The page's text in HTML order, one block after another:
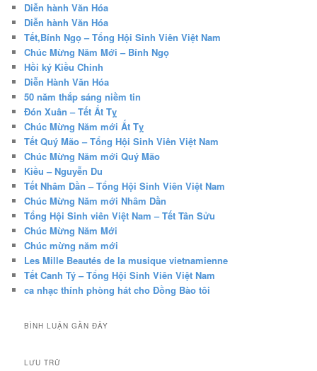
Diễn hành Văn Hóa
Diễn hành Văn Hóa
Tết,Bính Ngọ – Tổng Hội Sinh Viên Việt Nam
Chúc Mừng Năm Mới – Bính Ngọ
Hồi ký Kiều Chinh
Diễn Hành Văn Hóa
50 năm thắp sáng niềm tin
Đón Xuân – Tết Ất Tỵ
Chúc Mừng Năm mới Ất Tỵ
Tết Quý Mão – Tổng Hội Sinh Viên Việt Nam
Chúc Mừng Năm mới Quý Mão
Kiều – Nguyễn Du
Tết Nhâm Dần – Tổng Hội Sinh Viên Việt Nam
Chúc Mừng Năm mới Nhâm Dần
Tổng Hội Sinh viên Việt Nam – Tết Tân Sửu
Chúc Mừng Năm Mới
Chúc mừng năm mới
Les Mille Beautés de la musique vietnamienne
Tết Canh Tý – Tổng Hội Sinh Viên Việt Nam
ca nhạc thính phòng hát cho Đồng Bào tôi
BÌNH LUẬN GẦN ĐÂY
LƯU TRỮ